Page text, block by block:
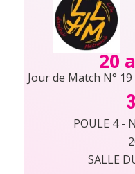
20
Jour de Match N° 19
POULE 4 -
SALLE